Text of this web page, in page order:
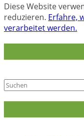
Diese Website
reduzieren. Erfahre,
verarbeitet werden.